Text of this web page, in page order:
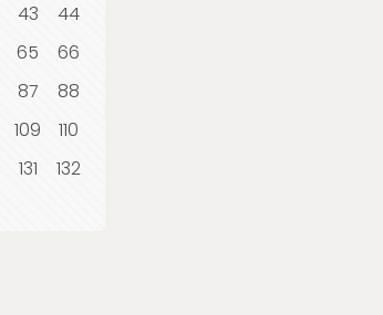
43
44
65
66
87
88
109
110
131
132